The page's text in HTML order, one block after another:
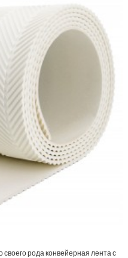
рода конвейерная лента с